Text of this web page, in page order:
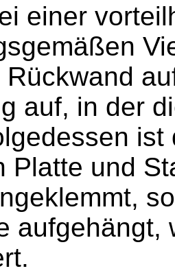
einer
auf, in der
Platte und
aufgehängt,